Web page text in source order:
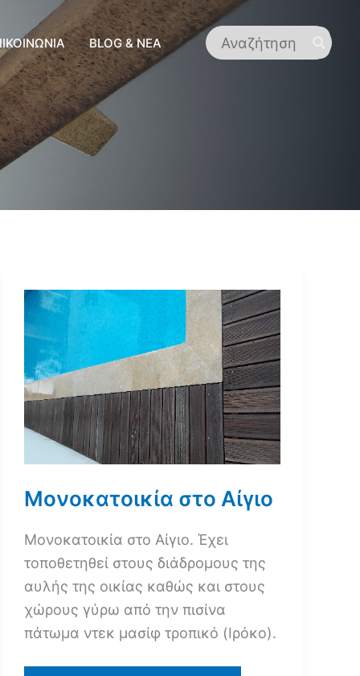
BLOG & ΝΈΑ
Search
for:
Μονοκατοικία στο Αίγιο
Μονοκατοικία στο Αίγιο. Έχει
τοποθετηθεί στους διάδρομους της
αυλής της οικίας καθώς και στους
χώρους γύρω από την πισίνα
πάτωμα ντεκ μασίφ τροπικό (Ιρόκο).